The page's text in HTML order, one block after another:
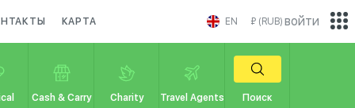
КАРТА EN ₽ (RUB)
Cash & Carry Charity Travel Agents Поиск
войти